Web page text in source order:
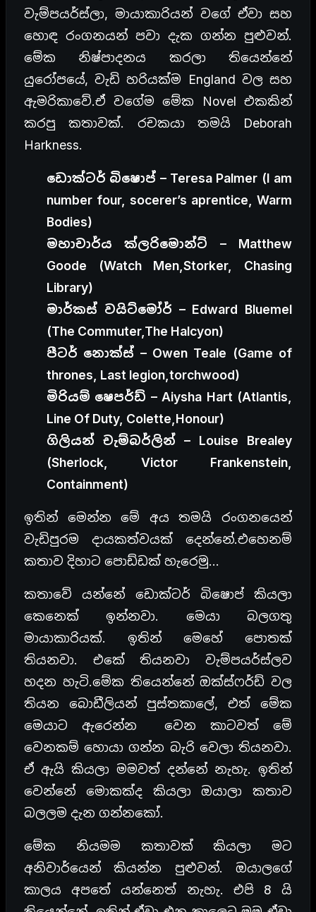
වැම්පයර්ස්ලා, මායාකාරියන් වගේ ඒවා සහ
හොඳ රංගනයන් පවා දැක ගන්න පුළුවන්.
මේක නිෂ්පාදනය කරලා තියෙන්නේ
යුරෝපයේ, වැඩි හරියක්ම England වල සහ
ඇමරිකාවේ.ඒ වගේම මේක Novel එකකින්
කරපු කතාවක්. රචකයා තමයි Deborah
Harkness.
ඩොක්ටර් බිෂොප් – Teresa Palmer (I am
number four, socerer’s aprentice, Warm
Bodies)
මහාචාර්ය ක්ලරිමොන්ට් – Matthew
Goode (Watch Men,Storker, Chasing
Library)
මාර්කස් වයිට්මෝර් – Edward Bluemel
(The Commuter,The Halcyon)
පීටර් නොක්ස් – Owen Teale (Game of
thrones, Last legion,torchwood)
මිරියම් ෂෙපර්ඩ් – Aiysha Hart (Atlantis,
Line Of Duty, Colette,Honour)
ගිලියන් චැම්බර්ලින් – Louise Brealey
(Sherlock, Victor Frankenstein,
Containment)
ඉතින් මෙන්න මේ අය තමයි රංගනයෙන්
වැඩිපුරම දායකත්වයක් දෙන්නේ.එහෙනම්
කතාව දිහාට පොඩ්ඩක් හැරෙමු…
කතාවේ යන්නේ ඩොක්ටර් බිෂොප් කියලා
කෙනෙක් ඉන්නවා. මෙයා බලගතු
මායාකාරියක්. ඉතින් මෙහේ පොතක්
තියනවා. එකේ තියනවා වැම්පයර්ස්ලව
හදන හැටි.මේක තියෙන්නේ ඔක්ස්ෆර්ඩ් වල
තියන බොඩීලියන් පුස්තකාලේ, එත් මේක
මෙයාට ඇරෙන්න වෙන කාටවත් මේ
වෙනකම් හොයා ගන්න බැරි වෙලා තියනවා.
ඒ ඇයි කියලා මමවත් දන්නේ නැහැ. ඉතින්
වෙන්නේ මොකක්ද කියලා ඔයාලා කතාව
බලලම දැන ගන්නකෝ.
මේක නියමම කතාවක් කියලා මට
අනිවාර්යෙන් කියන්න පුළුවන්. ඔයාලගේ
කාලය අපතේ යන්නෙත් නැහැ. එපි 8 යි